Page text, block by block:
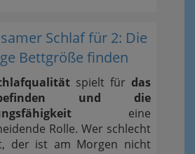
Schlaf für 2: Die
Bettgröße finden
spielt für das
und die
eine
Rolle. Wer schlecht
der ist am Morgen nicht